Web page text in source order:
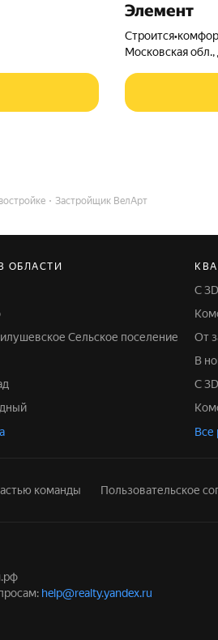
Элемент
Строится•
Московская
Застройщик ВелАрт
ОБЛАСТИ
Сельское поселение
С
От
В
С
Все
команды Пользовательское
help@realty.yandex.ru